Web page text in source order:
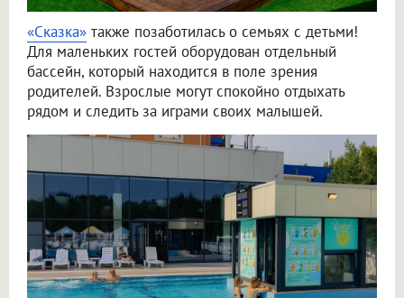
«Сказка» также позаботилась о семьях с детьми!
Для маленьких гостей оборудован отдельный
бассейн, который находится в поле зрения
родителей. Взрослые могут спокойно отдыхать
рядом и следить за играми своих малышей.